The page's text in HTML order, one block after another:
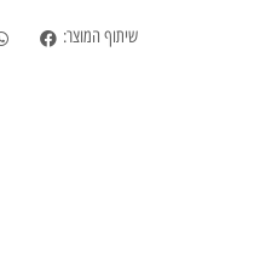
שיתוף המוצר: